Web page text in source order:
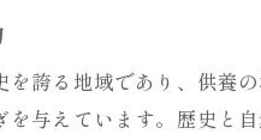
誇る地域であり、供養
与えています。歴史と